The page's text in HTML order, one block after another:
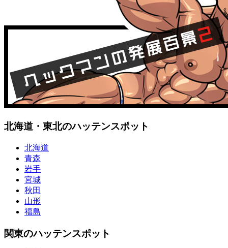
北海道・東北のハッテンスポット
北海道
青森
岩手
宮城
秋田
山形
福島
関東のハッテンスポット